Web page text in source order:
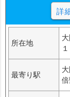
詳
所在地
最寄り駅